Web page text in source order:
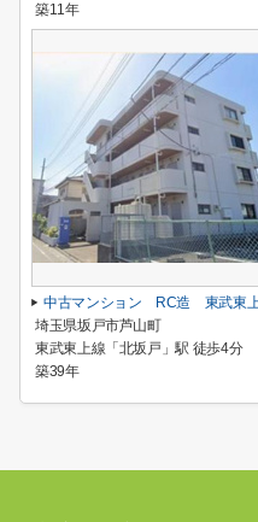
築11年
埼玉県坂戸市芦山町
東武東上線「北坂戸」駅 徒歩4分
築39年